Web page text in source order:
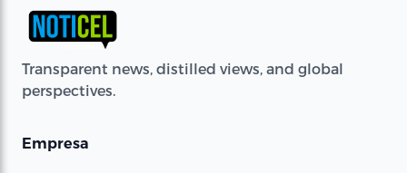
Transparent news, distilled views, and global
perspectives.
Empresa